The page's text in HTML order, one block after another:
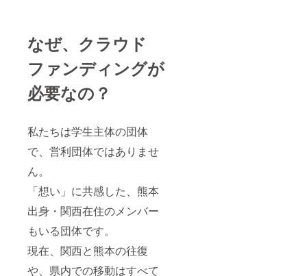
なぜ、クラウド
ファンディングが
必要なの？
私たちは学生主体の団体
で、営利団体ではありませ
ん。
「想い」に共感した、熊本
出身・関西在住のメンバー
もいる団体です。
現在、関西と熊本の往復
や、県内での移動はすべて